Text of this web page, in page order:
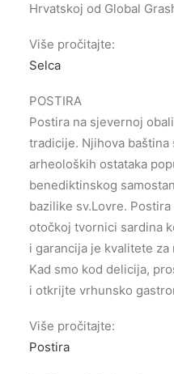
Hrvatskoj od Global
Više pročitajte:
Selca
POSTIRA
Postira na sjevernoj
tradicije. Njihova
arheoloških ostataka
benediktinskog
bazilike sv.Lovre.
otočkoj tvornici sardina
i garancija je kvalitete
Kad smo kod delicija,
i otkrijte vrhunsko
Više pročitajte:
Postira